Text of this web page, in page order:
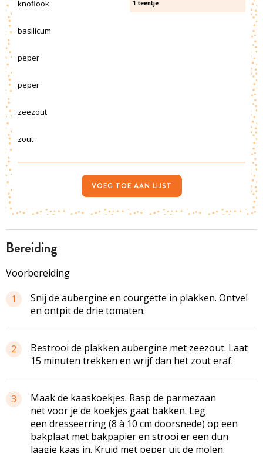
bereiding
Voorbereiding
1
Snij de aubergine en courgette in plakken. Ontvel
en ontpit de drie tomaten.
2
Bestrooi de plakken aubergine met zeezout. Laat
15 minuten trekken en wrijf dan het zout eraf.
3
Maak de kaaskoekjes. Rasp de parmezaan
net voor je de koekjes gaat bakken. Leg
een dresseerring (8 à 10 cm doorsnede) op een
bakplaat met bakpapier en strooi er een dun
laagje kaas in. Kruid met peper uit de molen.
knoflook 1 teentje
basilicum
peper
peper
zeezout
zout
VOEG TOE AAN LIJST